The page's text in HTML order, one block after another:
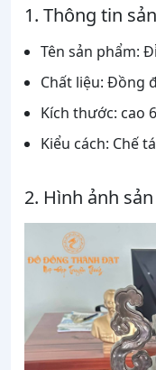
1. Thông tin
Tên sản phẩm:
Chất liệu: Đồng
Kích thước: cao
Kiểu cách: Chế
2. Hình ảnh